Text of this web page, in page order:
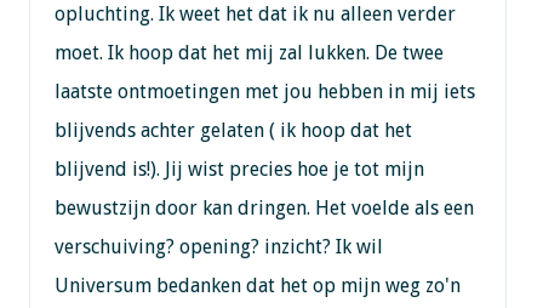
opluchting. Ik weet het dat ik nu alleen verder
moet. Ik hoop dat het mij zal lukken. De twee
laatste ontmoetingen met jou hebben in mij iets
blijvends achter gelaten ( ik hoop dat het
blijvend is!). Jij wist precies hoe je tot mijn
bewustzijn door kan dringen. Het voelde als een
verschuiving? opening? inzicht? Ik wil
Universum bedanken dat het op mijn weg zo'n